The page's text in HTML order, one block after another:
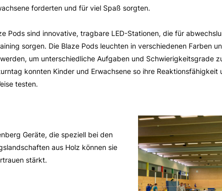
forderten und für viel Spaß sorgten.
Pods sind innovative, tragbare LED-Stationen, die für
sorgen. Die Blaze Pods leuchten in verschiedenen Farben
um unterschiedliche Aufgaben und Schwierigkeitsgrade
konnten Kinder und Erwachsene so ihre Reaktionsfähigkeit
testen.
Geräte, die speziell bei den
aus Holz können sie
stärkt.